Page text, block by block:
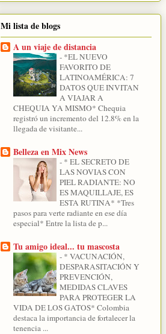
Mi lista de blogs
A un viaje de distancia
- *EL NUEVO
FAVORITO DE
LATINOAMÉRICA: 7
DATOS QUE INVITAN
A VIAJAR A
CHEQUIA YA MISMO* Chequia
registró un incremento del 12.8% en la
llegada de visitante...
Belleza en Mix News
- * EL SECRETO DE
LAS NOVIAS CON
PIEL RADIANTE: NO
ES MAQUILLAJE, ES
ESTA RUTINA* *Tres
pasos para verte radiante en ese día
especial* Entre la lista de p...
Tu amigo ideal... tu mascosta
- * VACUNACIÓN,
DESPARASITACIÓN Y
PREVENCIÓN,
MEDIDAS CLAVES
PARA PROTEGER LA
VIDA DE LOS GATOS* Colombia
destaca la importancia de fortalecer la
tenencia ...